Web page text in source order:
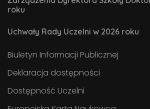
roku
Uchwały Rady Uczelni w 2026 roku
Biuletyn Informacji Publicznej
Deklaracja dostępności
Dostępność Uczelni